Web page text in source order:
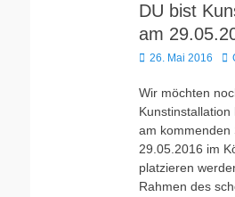
DU bist
am
Veröffentlicht
26. Mai 2016
Wir möchten
am kommenden
29.05.2016 im
platzieren
Rahmen des